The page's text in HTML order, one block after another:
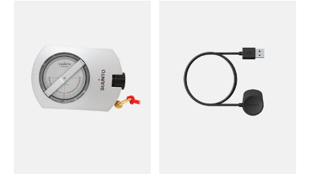
チタンフレーム + シリ
コン
IP68 2M防水